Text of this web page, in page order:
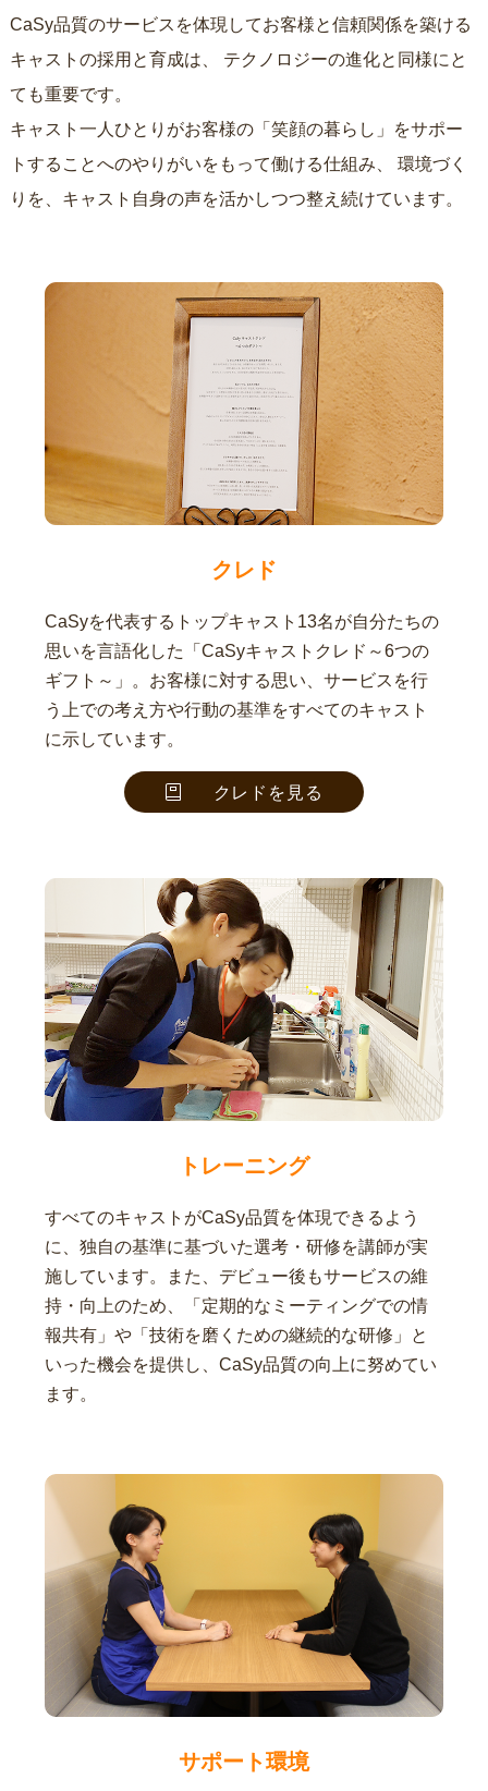
CaSy品質のサービスを体現してお客様と信頼関係を築ける
キャストの採用と育成は、
ても重要です。
キャスト一人ひとりがお客様の「笑顔の暮らし」をサポー
トすることへのやりがいをもって働ける仕組み、
りを、キャスト自身の声を活かしつつ整え続けています。
クレド
CaSyを代表するトップキャスト13名が自分たちの
思いを言語化した「CaSyキャストクレド～6つの
ギフト～」。お客様に対する思い、サービスを行
う上での考え方や行動の基準をすべてのキャスト
に示しています。
クレドを見る
トレーニング
すべてのキャストがCaSy品質を体現できるよう
に、独自の基準に基づいた選考・研修を講師が実
施しています。また、デビュー後もサービスの維
持・向上のため、「定期的なミーティングでの情
報共有」や「技術を磨くための継続的な研修」と
いった機会を提供し、CaSy品質の向上に努めてい
ます。
サポート環境